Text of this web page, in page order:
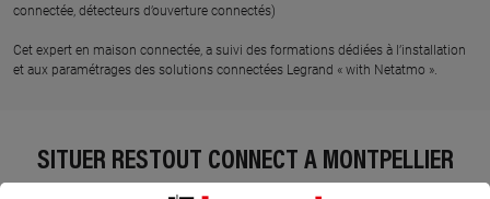
connectée, détecteurs d’ouverture connectés)
Cet expert en maison connectée, a suivi des formations dédiées à l’installation
et aux paramétrages des solutions connectées Legrand « with Netatmo ».
SITUER RESTOUT CONNECT À MONTPELLIER